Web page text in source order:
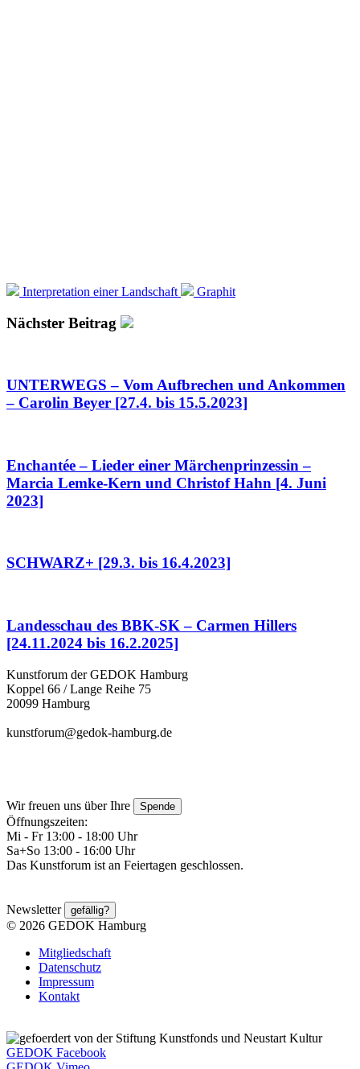
Interpretation einer Landschaft Graphit
Nächster Beitrag
UNTERWEGS – Vom Aufbrechen und Ankommen
– Carolin Beyer [27.4. bis 15.5.2023]
Enchantée – Lieder einer Märchenprinzessin –
Marcia Lemke-Kern und Christof Hahn [4. Juni
2023]
SCHWARZ+ [29.3. bis 16.4.2023]
Landesschau des BBK-SK – Carmen Hillers
[24.11.2024 bis 16.2.2025]
Kunstforum der GEDOK Hamburg
Koppel 66 / Lange Reihe 75
20099 Hamburg
kunstforum@gedok-hamburg.de
Wir freuen uns über Ihre Spende
Öffnungszeiten:
Mi - Fr 13:00 - 18:00 Uhr
Sa+So 13:00 - 16:00 Uhr
Das Kunstforum ist an Feiertagen geschlossen.
Newsletter gefällig?
© 2026 GEDOK Hamburg
Mitgliedschaft
Datenschutz
Impressum
Kontakt
GEDOK Facebook